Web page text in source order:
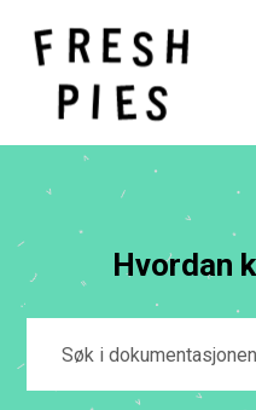
Hjem
Om
Vårt arbeid
Hvordan